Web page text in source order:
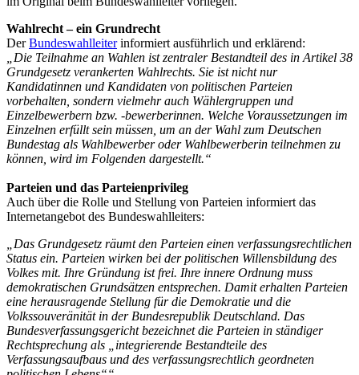
Wahlrecht – ein Grundrecht
DerBundeswahlleiterinformiert ausführlich und erklärend:
„Die Teilnahme an Wahlen ist zentraler Bestandteil des in Artikel 38
Grundgesetz verankerten Wahlrechts. Sie ist nicht nur
Kandidatinnen und Kandidaten von politischen Parteien
vorbehalten, sondern vielmehr auch Wählergruppen und
Einzelbewerbern bzw. -bewerberinnen. Welche Voraussetzungen im
Einzelnen erfüllt sein müssen, um an der Wahl zum Deutschen
Bundestag als Wahlbewerber oder Wahlbewerberin teilnehmen zu
können, wird im Folgenden dargestellt.“
Parteien und das Parteienprivileg
Auch über die Rolle und Stellung von Parteien informiert das
Internetangebot des Bundeswahlleiters:
„Das Grundgesetz räumt den Parteien einen verfassungsrechtlichen
Status ein. Parteien wirken bei der politischen Willensbildung des
Volkes mit. Ihre Gründung ist frei. Ihre innere Ordnung muss
demokratischen Grundsätzen entsprechen. Damit erhalten Parteien
eine herausragende Stellung für die Demokratie und die
Volkssouveränität in der Bundesrepublik Deutschland. Das
Bundesverfassungsgericht bezeichnet die Parteien in ständiger
Rechtsprechung als „integrierende Bestandteile des
Verfassungsaufbaus und des verfassungsrechtlich geordneten